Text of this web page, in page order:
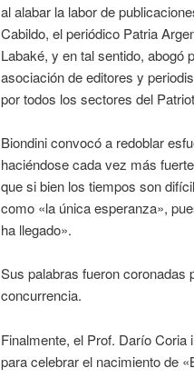
al alabar la labor de
Cabildo, el periódico Patria
Labaké, y en tal sentido, abogó
asociación de editores y
por todos los sectores del
Biondini convocó a redoblar
haciéndose cada vez más
que si bien los tiempos son
como «la única esperanza»,
ha llegado».
Sus palabras fueron coronadas
concurrencia.
Finalmente, el Prof. Darío
para celebrar el nacimiento de